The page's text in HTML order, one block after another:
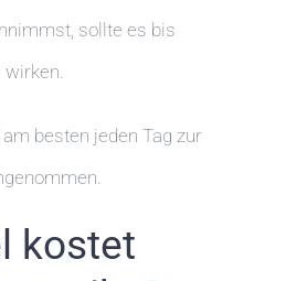
sollte es bis
besten jeden Tag zur
kostet